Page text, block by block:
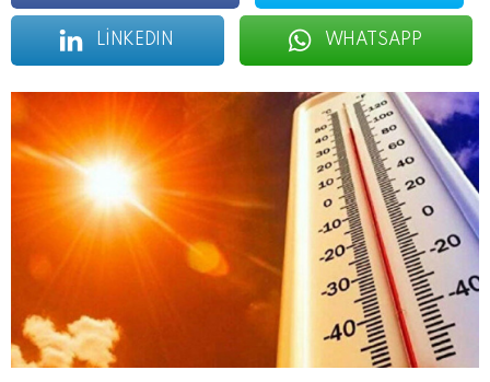
LINKEDIN WHATSAPP